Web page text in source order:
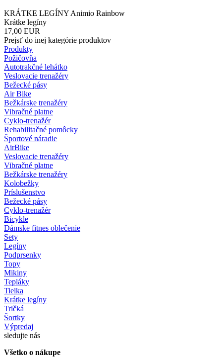
KRÁTKE LEGÍNY Animio Rainbow
Krátke legíny
17,00 EUR
Prejsť do inej kategórie produktov
Produkty
Požičovňa
Autotrakčné lehátko
Veslovacie trenažéry
Bežecké pásy
Air Bike
Bežkárske trenažéry
Vibračné platne
Cyklo-trenažér
Rehabilitačné pomôcky
Športové náradie
AirBike
Veslovacie trenažéry
Vibračné platne
Bežkárske trenažéry
Kolobežky
Príslušenstvo
Bežecké pásy
Cyklo-trenažér
Bicykle
Dámske fitnes oblečenie
Sety
Legíny
Podprsenky
Topy
Mikiny
Tepláky
Tielka
Krátke legíny
Tričká
Šortky
Výpredaj
sledujte nás
Všetko o nákupe